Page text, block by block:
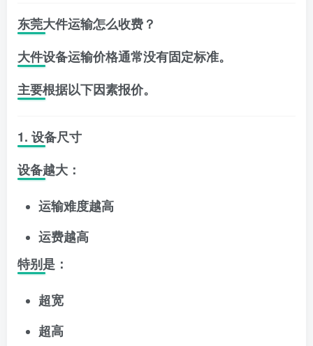
东莞大件运输怎么收费？
大件设备运输价格通常没有固定标准。
主要根据以下因素报价。
1. 设备尺寸
设备越大：
运输难度越高
运费越高
特别是：
超宽
超高